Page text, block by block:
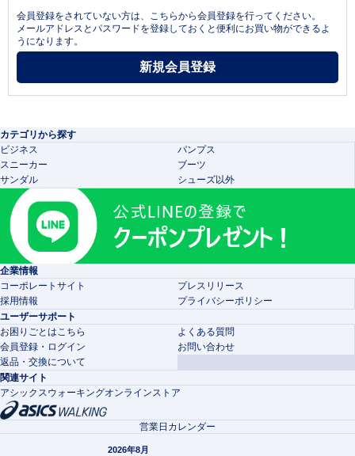
会員登録をされていない方は、こちらから会員登録を行ってください。
メールアドレスとパスワードを登録しておくと便利にお買い物ができるよ
うになります。
カテゴリから探す
ビジネス
パンプス
スニーカー
ブーツ
サンダル
シューズ以外
企業情報
コーポレートサイト
プレスリリース
採用情報
プライバシーポリシー
ユーザーサポート
お困りごとはこちら
よくある質問
会員登録・ログイン
お問い合わせ
返品・交換について
関連サイト
アシックスウォーキングオンラインストア
営業日カレンダー
2026年8月